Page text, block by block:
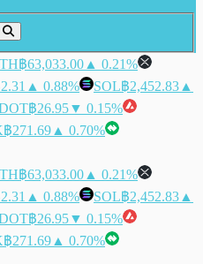
฿63,033.00 ▲ 0.21%
▲ 0.88% SOL฿2,452.83 ▲
฿26.95▼ 0.15%
฿271.69 ▲ 0.70%
฿63,033.00 ▲ 0.21%
▲ 0.88% SOL฿2,452.83 ▲
฿26.95▼ 0.15%
฿271.69 ▲ 0.70%